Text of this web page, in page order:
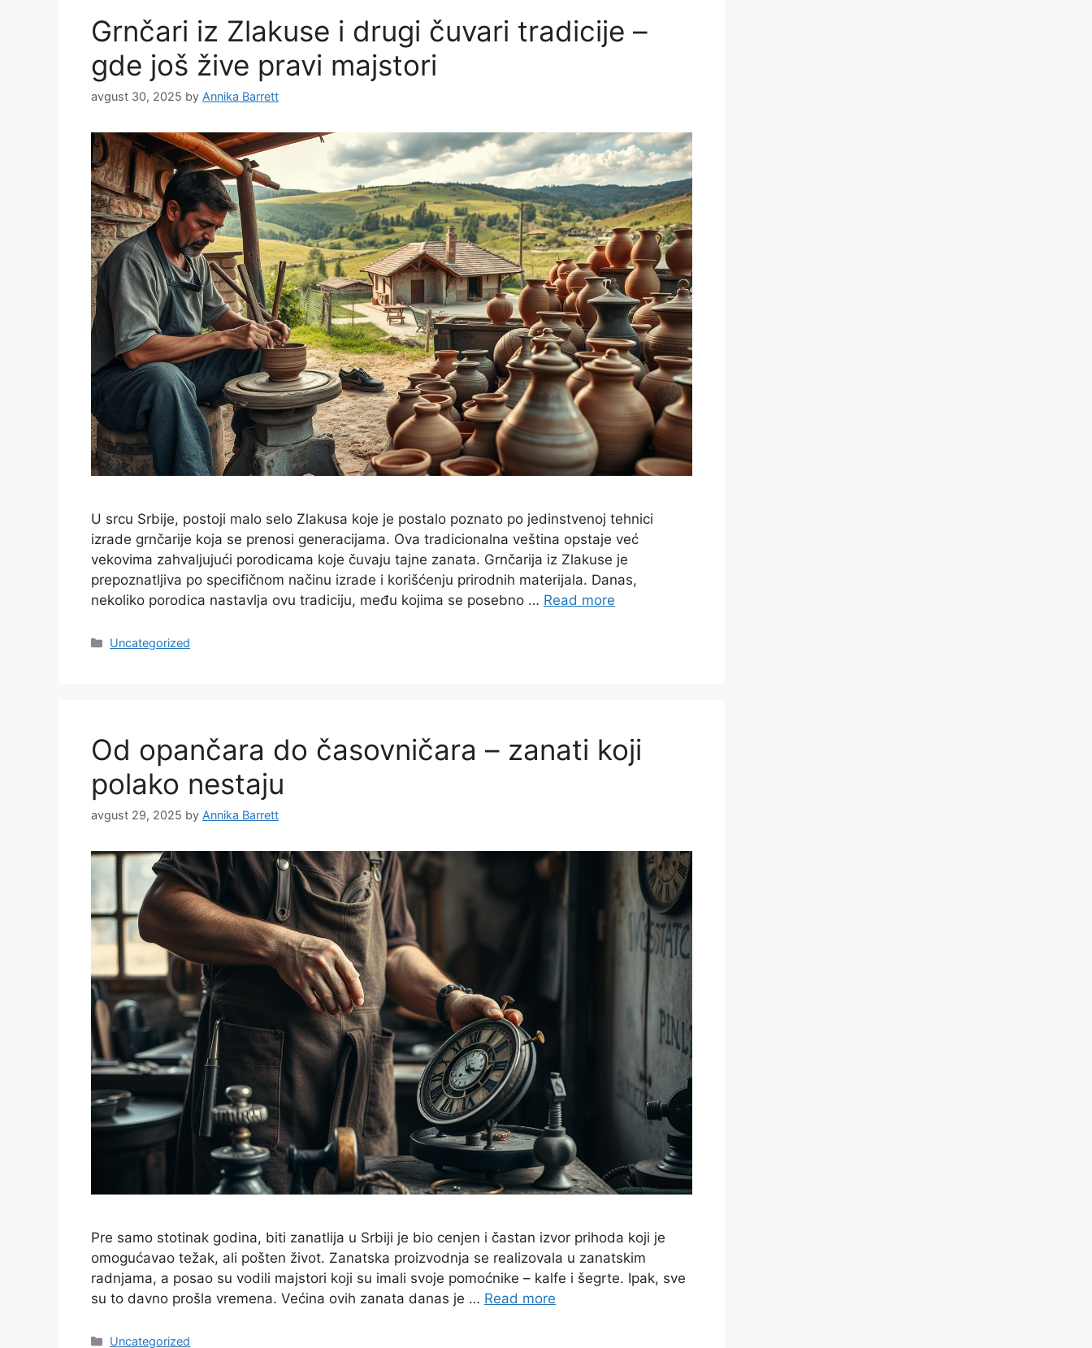
Grnčari iz Zlakuse i drugi čuvari tradicije –
gde još žive pravi majstori
avgust 30, 2025 by Annika Barrett
U srcu Srbije, postoji malo selo Zlakusa koje je postalo poznato po jedinstvenoj tehnici
izrade grnčarije koja se prenosi generacijama. Ova tradicionalna veština opstaje već
vekovima zahvaljujući porodicama koje čuvaju tajne zanata. Grnčarija iz Zlakuse je
prepoznatljiva po specifičnom načinu izrade i korišćenju prirodnih materijala. Danas,
nekoliko porodica nastavlja ovu tradiciju, među kojima se posebno … Read more
Categories
Uncategorized
Od opančara do časovničara – zanati koji
polako nestaju
avgust 29, 2025 by Annika Barrett
Pre samo stotinak godina, biti zanatlija u Srbiji je bio cenjen i častan izvor prihoda koji je
omogućavao težak, ali pošten život. Zanatska proizvodnja se realizovala u zanatskim
radnjama, a posao su vodili majstori koji su imali svoje pomoćnike – kalfe i šegrte. Ipak, sve
su to davno prošla vremena. Većina ovih zanata danas je … Read more
Categories
Uncategorized